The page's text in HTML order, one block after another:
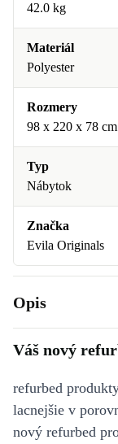
42.0 kg
Materiál
Polyester
Rozmery
98 x 220 x 78 cm
Typ
Nábytok
Značka
Evila Originals
Opis
Váš nový
refurbed
lacnejšie v
nový refurbed